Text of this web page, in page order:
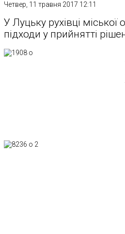
Четвер, 11 травня 2017 12:11
У Луцьку рухівці міської
підходи у прийнятті